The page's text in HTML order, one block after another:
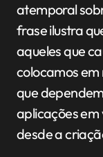
atemporal
frase ilustra
aqueles que
colocamos em
que
aplicações
desde a